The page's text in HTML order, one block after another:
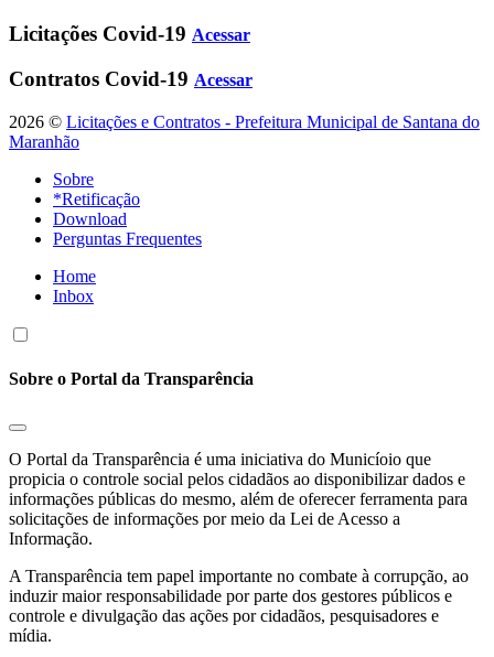
Licitações Covid-19 Acessar
Contratos Covid-19 Acessar
2026 © Licitações e Contratos - Prefeitura Municipal de Santana do
Maranhão
Sobre
*Retificação
Download
Perguntas Frequentes
Home
Inbox
Sobre o Portal da Transparência
O Portal da Transparência é uma iniciativa do Municíoio que
propicia o controle social pelos cidadãos ao disponibilizar dados e
informações públicas do mesmo, além de oferecer ferramenta para
solicitações de informações por meio da Lei de Acesso a
Informação.
A Transparência tem papel importante no combate à corrupção, ao
induzir maior responsabilidade por parte dos gestores públicos e
controle e divulgação das ações por cidadãos, pesquisadores e
mídia.